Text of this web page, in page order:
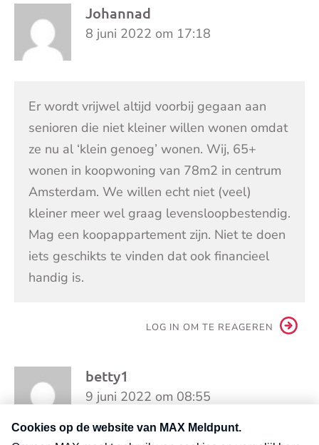
Johannad
8 juni 2022 om 17:18
Er wordt vrijwel altijd voorbij gegaan aan
senioren die niet kleiner willen wonen omdat
ze nu al ‘klein genoeg’ wonen. Wij, 65+
wonen in koopwoning van 78m2 in centrum
Amsterdam. We willen echt niet (veel)
kleiner meer wel graag levensloopbestendig.
Mag een koopappartement zijn. Niet te doen
iets geschikts te vinden dat ook financieel
handig is.
LOG IN OM TE REAGEREN
betty1
9 juni 2022 om 08:55